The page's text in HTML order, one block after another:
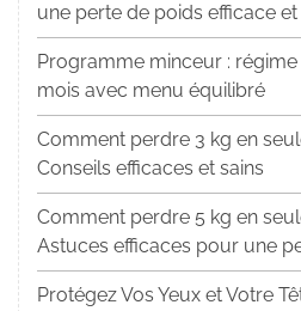
une perte de poids efficace
Programme minceur :
mois avec menu équilibré
Comment perdre 3 kg en
Conseils efficaces et sains
Comment perdre 5 kg en
Astuces efficaces pour une
Protégez Vos Yeux et Votre